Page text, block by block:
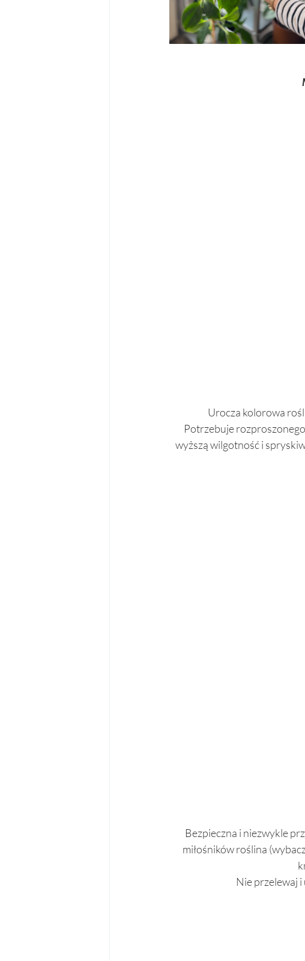
Urocza kolorowa
Potrzebuje
wyższą wilgotność i
Bezpieczna i niezwykle
miłośników roślina
Nie przelewaj